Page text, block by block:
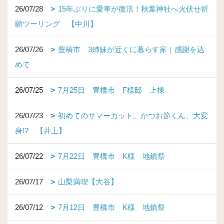
26/07/28
15年ぶりに愛車が復活！秋葉神社へ火伏せ祈
願ツーリング 【中川】
26/07/26
豊橋市 3姉妹が近くに暮らす家｜感謝を込
めて
26/07/25 7月25日 豊橋市 F様邸 上棟
26/07/23
初めてのサマーカット。かつお節くん、大変
身!? 【井上】
26/07/22 7月22日 豊橋市 K様 地鎮祭
26/07/17 山梨満喫【大谷】
26/07/12 7月12日 豊橋市 K様 地鎮祭